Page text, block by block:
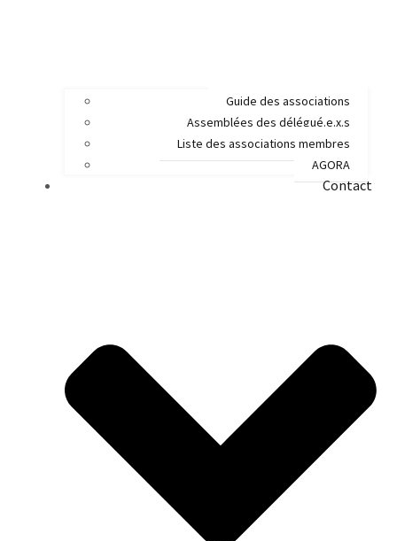
Guide des associations
Assemblées des délégué.e.x.s
Liste des associations membres
AGORA
Contact